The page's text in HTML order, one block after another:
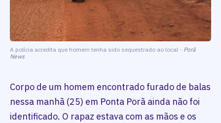
A polícia acredita que homem tenha sido sequestrado ao local - Porã
News
Corpo de um homem encontrado furado de balas
nessa manhã (25) em Ponta Porã ainda não foi
identificado. O rapaz estava com as mãos e os